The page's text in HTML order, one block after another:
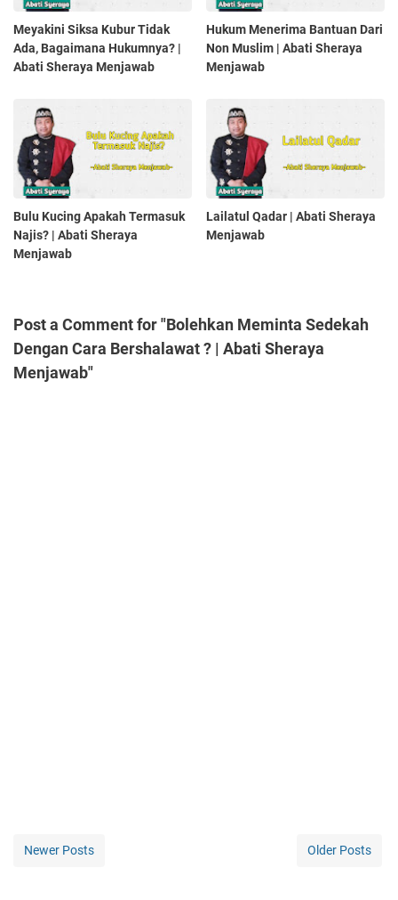
Meyakini Siksa Kubur Tidak
Ada, Bagaimana Hukumnya? |
Abati Sheraya Menjawab
Hukum Menerima Bantuan Dari
Non Muslim | Abati Sheraya
Menjawab
Bulu Kucing Apakah Termasuk
Najis? | Abati Sheraya
Menjawab
Lailatul Qadar | Abati Sheraya
Menjawab
Post a Comment for "Bolehkan Meminta Sedekah
Dengan Cara Bershalawat ? | Abati Sheraya
Menjawab"
Newer Posts Older Posts